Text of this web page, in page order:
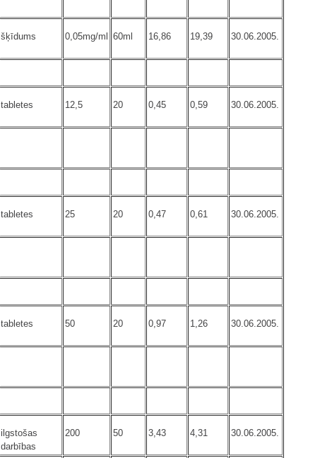
šķīdums 0,05mg/ml 60ml 16,86 19,39 30.06.2005.
tabletes 12,5 20 0,45 0,59 30.06.2005.
tabletes 25 20 0,47 0,61 30.06.2005.
tabletes 50 20 0,97 1,26 30.06.2005.
ilgstošas
darbības
200 50 3,43 4,31 30.06.2005.